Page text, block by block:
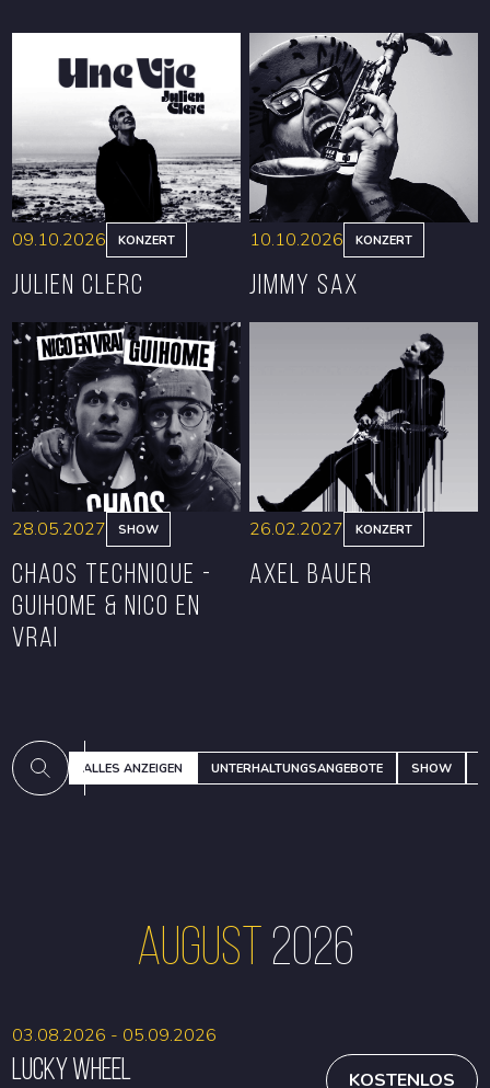
RESERVIEREN
09.10.2026 KONZERT
Julien Clerc
RESERVIEREN
10.10.2026 KONZERT
Jimmy Sax
28.05.2027 SHOW
CHAOS TECHNIQUE -
GUIHOME & NICO EN
VRAI
26.02.2027 KONZERT
Axel Bauer
ALLES ANZEIGEN UNTERHALTUNGSANGEBOTE SHOW
August2026
Lucky Wheel
03.08.2026 - 05.09.2026
KOSTENLOS